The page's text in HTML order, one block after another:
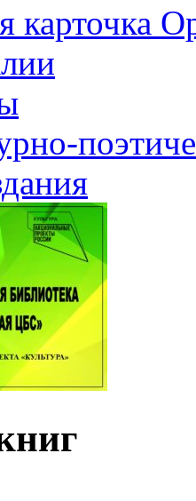
карточка